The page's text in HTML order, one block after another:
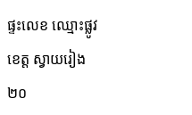
ផ្ទះលេខ ឈ្មោះផ្លូវ
ខេត្ត ស្វាយរៀង
២០